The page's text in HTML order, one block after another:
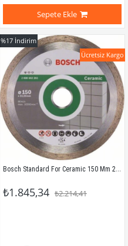
Sepete Ekle
Bosch Standard For Ceramic 150 Mm 2608602203
₺1.845,34 ₺2.214,41
%17 İndirim
Ücretsiz Kargo